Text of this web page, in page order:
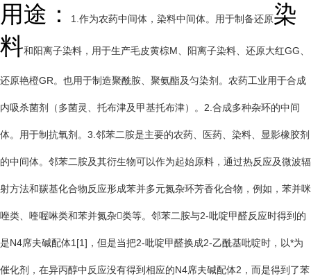
用途： 1.作为农药中间体，染料中间体。用于制备还原染
料和阳离子染料，用于生产毛皮黄棕M、阳离子染料、还原大红GG、
还原艳橙GR。也用于制造聚酰胺、聚氨酯及匀染剂。农药工业用于合成
内吸杀菌剂（多菌灵、托布津及甲基托布津）。2.合成多种杂环的中间
体。用于制抗氧剂。3.邻苯二胺是主要的农药、医药、染料、显影橡胶剂
的中间体。邻苯二胺及其衍生物可以作为起始原料，通过热反应及微波辐
射方法和羰基化合物反应形成苯并多元氮杂环芳香化合物，例如，苯并咪
唑类、喹喔啉类和苯并氮杂类等。邻苯二胺与2-吡啶甲醛反应时得到的
是N4席夫碱配体1[1]，但是当把2-吡啶甲醛换成2-乙酰基吡啶时，以*为
催化剂，在异丙醇中反应没有得到相应的N4席夫碱配体2，而是得到了苯